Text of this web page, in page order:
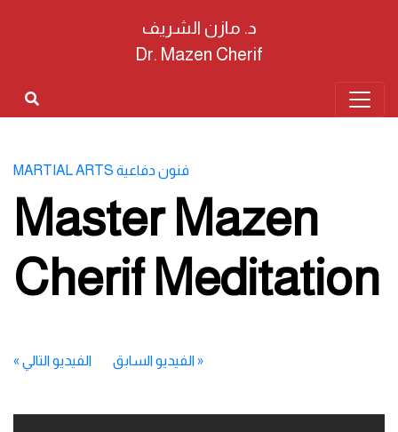
د. مازن الشريف
Dr. Mazen Cherif
MARTIAL ARTS فنون دفاعية
Master Mazen
Cherif Meditation
«الفيديو السابق الفيديو التالي »